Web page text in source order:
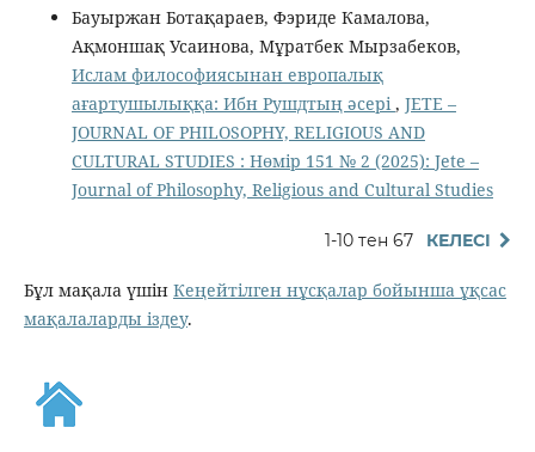
Бауыржан Ботақараев, Фэриде Камалова,
Ақмоншақ Усаинова, Мұратбек Мырзабеков,
Ислам философиясынан европалық
ағартушылыққа: Ибн Рушдтың әсері, JETE –
JОURNAL OF PHILOSOPHY, RELIGIOUS AND
CULTURAL STUDIES : Нөмір 151 № 2 (2025): Jete –
Jоurnal of Philosophy, Religious аnd Cultural Studies
1-10 тен 67 КЕЛЕСІ
Бұл мақала үшін Кеңейтілген нұсқалар бойынша ұқсас
мақалаларды іздеу.